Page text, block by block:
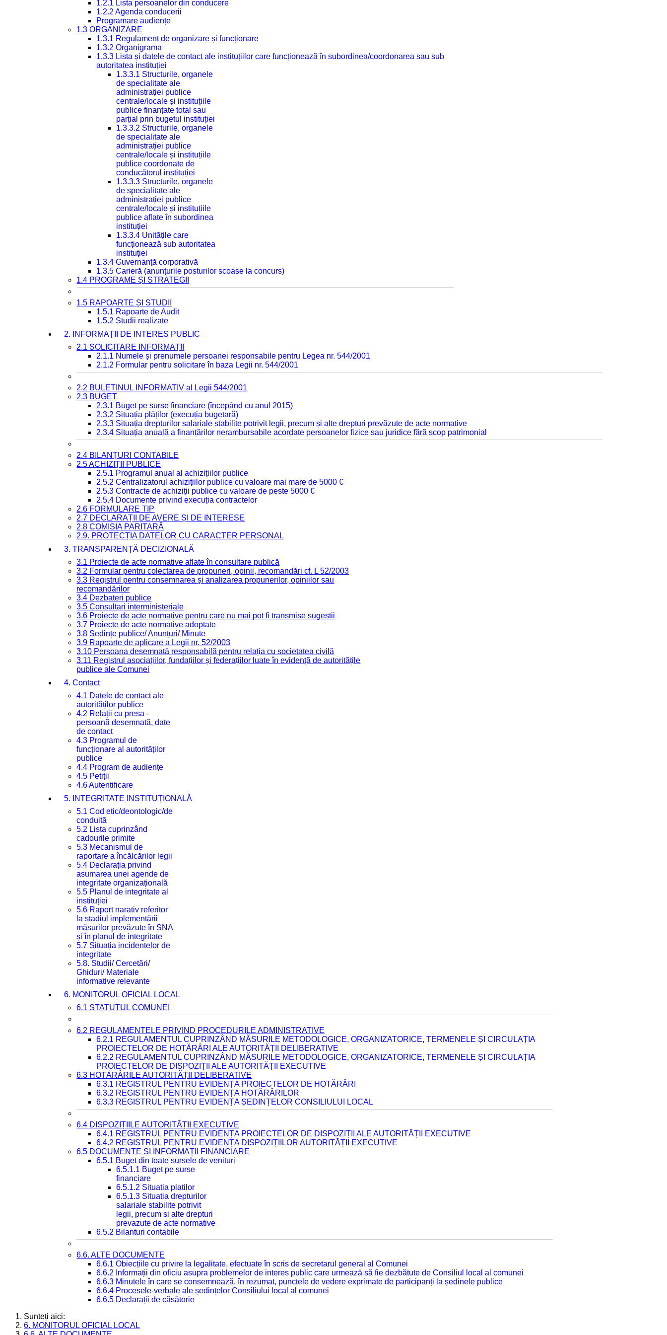
1.2.1 Lista persoanelor din conducere
1.2.2 Agenda conducerii
Programare audiențe
1.3 ORGANIZARE
1.3.1 Regulament de organizare și funcționare
1.3.2 Organigrama
1.3.3 Lista și datele de contact ale instituțiilor care funcționează în subordinea/coordonarea sau sub
autoritatea instituției
1.3.3.1 Structurile, organele
de specialitate ale
administrației publice
centrale/locale și instituțiile
publice finanțate total sau
parțial prin bugetul instituției
1.3.3.2 Structurile, organele
de specialitate ale
administrației publice
centrale/locale și instituțiile
publice coordonate de
conducătorul instituției
1.3.3.3 Structurile, organele
de specialitate ale
administrației publice
centrale/locale și instituțiile
publice aflate în subordinea
instituției
1.3.3.4 Unitățile care
funcționează sub autoritatea
instituției
1.3.4 Guvernanță corporativă
1.3.5 Carieră (anunțurile posturilor scoase la concurs)
1.4 PROGRAME ȘI STRATEGII
1.5 RAPOARTE ȘI STUDII
1.5.1 Rapoarte de Audit
1.5.2 Studii realizate
2. INFORMAȚII DE INTERES PUBLIC
2.1 SOLICITARE INFORMAȚII
2.1.1 Numele și prenumele persoanei responsabile pentru Legea nr. 544/2001
2.1.2 Formular pentru solicitare în baza Legii nr. 544/2001
2.2 BULETINUL INFORMATIV al Legii 544/2001
2.3 BUGET
2.3.1 Buget pe surse financiare (începând cu anul 2015)
2.3.2 Situația plăților (execuția bugetară)
2.3.3 Situația drepturilor salariale stabilite potrivit legii, precum și alte drepturi prevăzute de acte normative
2.3.4 Situația anuală a finanțărilor nerambursabile acordate persoanelor fizice sau juridice fără scop patrimonial
2.4 BILANȚURI CONTABILE
2.5 ACHIZIȚII PUBLICE
2.5.1 Programul anual al achizițiilor publice
2.5.2 Centralizatorul achizițiilor publice cu valoare mai mare de 5000 €
2.5.3 Contracte de achiziții publice cu valoare de peste 5000 €
2.5.4 Documente privind execuția contractelor
2.6 FORMULARE TIP
2.7 DECLARAȚII DE AVERE ȘI DE INTERESE
2.8 COMISIA PARITARĂ
2.9. PROTECȚIA DATELOR CU CARACTER PERSONAL
3. TRANSPARENȚĂ DECIZIONALĂ
3.1 Proiecte de acte normative aflate în consultare publică
3.2 Formular pentru colectarea de propuneri, opinii, recomandări cf. L 52/2003
3.3 Registrul pentru consemnarea și analizarea propunerilor, opiniilor sau
recomandărilor
3.4 Dezbateri publice
3.5 Consultari interministeriale
3.6 Proiecte de acte normative pentru care nu mai pot fi transmise sugestii
3.7 Proiecte de acte normative adoptate
3.8 Ședințe publice/ Anunțuri/ Minute
3.9 Rapoarte de aplicare a Legii nr. 52/2003
3.10 Persoana desemnată responsabilă pentru relația cu societatea civilă
3.11 Registrul asociațiilor, fundațiilor și federațiilor luate în evidență de autoritățile
publice ale Comunei
4. Contact
4.1 Datele de contact ale
autorităților publice
4.2 Relații cu presa -
persoană desemnată, date
de contact
4.3 Programul de
funcționare al autorităților
publice
4.4 Program de audiențe
4.5 Petiții
4.6 Autentificare
5. INTEGRITATE INSTITUȚIONALĂ
5.1 Cod etic/deontologic/de
conduită
5.2 Lista cuprinzând
cadourile primite
5.3 Mecanismul de
raportare a încălcărilor legii
5.4 Declarația privind
asumarea unei agende de
integritate organizațională
5.5 Planul de integritate al
instituției
5.6 Raport narativ referitor
la stadiul implementării
măsurilor prevăzute în SNA
și în planul de integritate
5.7 Situația incidentelor de
integritate
5.8. Studii/ Cercetări/
Ghiduri/ Materiale
informative relevante
6. MONITORUL OFICIAL LOCAL
6.1 STATUTUL COMUNEI
6.2 REGULAMENTELE PRIVIND PROCEDURILE ADMINISTRATIVE
6.2.1 REGULAMENTUL CUPRINZÂND MĂSURILE METODOLOGICE, ORGANIZATORICE, TERMENELE ȘI CIRCULAȚIA
PROIECTELOR DE HOTĂRÂRI ALE AUTORITĂȚII DELIBERATIVE
6.2.2 REGULAMENTUL CUPRINZÂND MĂSURILE METODOLOGICE, ORGANIZATORICE, TERMENELE ȘI CIRCULAȚIA
PROIECTELOR DE DISPOZIȚII ALE AUTORITĂȚII EXECUTIVE
6.3 HOTĂRÂRILE AUTORITĂȚII DELIBERATIVE
6.3.1 REGISTRUL PENTRU EVIDENȚA PROIECTELOR DE HOTĂRÂRI
6.3.2 REGISTRUL PENTRU EVIDENȚA HOTĂRÂRILOR
6.3.3 REGISTRUL PENTRU EVIDENȚA ȘEDINȚELOR CONSILIULUI LOCAL
6.4 DISPOZIȚIILE AUTORITĂȚII EXECUTIVE
6.4.1 REGISTRUL PENTRU EVIDENȚA PROIECTELOR DE DISPOZIȚII ALE AUTORITĂȚII EXECUTIVE
6.4.2 REGISTRUL PENTRU EVIDENȚA DISPOZIȚIILOR AUTORITĂȚII EXECUTIVE
6.5 DOCUMENTE ȘI INFORMAȚII FINANCIARE
6.5.1 Buget din toate sursele de venituri
6.5.1.1 Buget pe surse
financiare
6.5.1.2 Situatia platilor
6.5.1.3 Situatia drepturilor
salariale stabilite potrivit
legii, precum si alte drepturi
prevazute de acte normative
6.5.2 Bilanturi contabile
6.6. ALTE DOCUMENTE
6.6.1 Obiecțiile cu privire la legalitate, efectuate în scris de secretarul general al Comunei
6.6.2 Informații din oficiu asupra problemelor de interes public care urmează să fie dezbătute de Consiliul local al comunei
6.6.3 Minutele în care se consemnează, în rezumat, punctele de vedere exprimate de participanți la ședinele publice
6.6.4 Procesele-verbale ale ședințelor Consiliului local al comunei
6.6.5 Declarații de căsătorie
Sunteți aici:
6. MONITORUL OFICIAL LOCAL